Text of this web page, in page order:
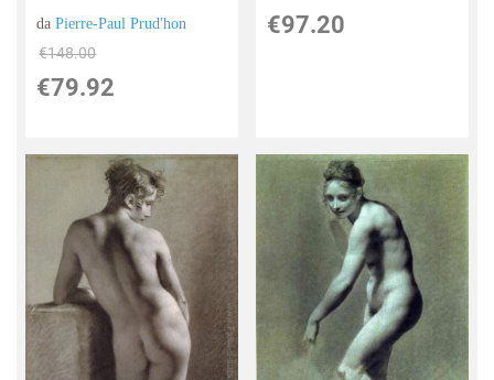
daPierre-Paul Prud'hon
€148.00
€79.92
€97.20